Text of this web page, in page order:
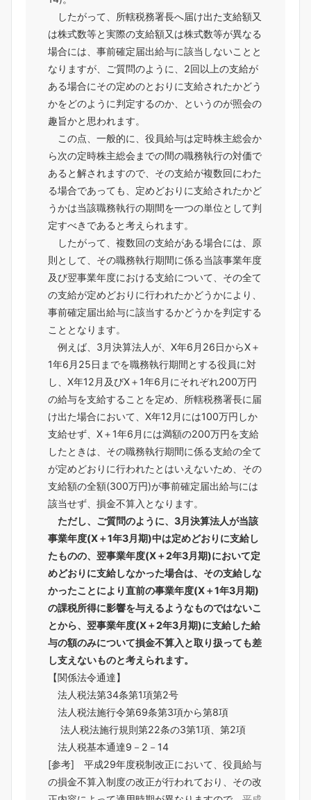
したがって、所轄税務署長へ届け出た支給額又
は株式数等と実際の支給額又は株式数等が異なる
場合には、事前確定届出給与に該当しないことと
なりますが、ご質問のように、2回以上の支給が
ある場合にその定めのとおりに支給されたかどう
かをどのように判定するのか、というのが照会の
趣旨かと思われます。
この点、一般的に、役員給与は定時株主総会か
ら次の定時株主総会までの間の職務執行の対価で
あると解されますので、その支給が複数回にわた
る場合であっても、定めどおりに支給されたかど
うかは当該職務執行の期間を一つの単位として判
定すべきであると考えられます。
したがって、複数回の支給がある場合には、原
則として、その職務執行期間に係る当該事業年度
及び翌事業年度における支給について、その全て
の支給が定めどおりに行われたかどうかにより、
事前確定届出給与に該当するかどうかを判定する
こととなります。
例えば、3月決算法人が、X年6月26日からX＋
1年6月25日までを職務執行期間とする役員に対
し、X年12月及びX＋1年6月にそれぞれ200万円
の給与を支給することを定め、所轄税務署長に届
け出た場合において、X年12月には100万円しか
支給せず、X＋1年6月には満額の200万円を支給
したときは、その職務執行期間に係る支給の全て
が定めどおりに行われたとはいえないため、その
支給額の全額(300万円)が事前確定届出給与には
該当せず、損金不算入となります。
ただし、ご質問のように、3月決算法人が当該
事業年度(X＋1年3月期)中は定めどおりに支給し
たものの、翌事業年度(X＋2年3月期)において定
めどおりに支給しなかった場合は、その支給しな
かったことにより直前の事業年度(X＋1年3月期)
の課税所得に影響を与えるようなものではないこ
とから、翌事業年度(X＋2年3月期)に支給した給
与の額のみについて損金不算入と取り扱っても差
し支えないものと考えられます。
【関係法令通達】
法人税法第34条第1項第2号
法人税法施行令第69条第3項から第8項
法人税法施行規則第22条の3第1項、第2項
法人税基本通達9－2－14
[参考] 平成29年度税制改正において、役員給与
の損金不算入制度の改正が行われており、その改